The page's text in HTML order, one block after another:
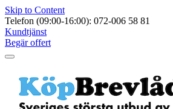
Skip to Content
Telefon (09:00-16:00): 072-006 58 81
Kundtjänst
Begär offert